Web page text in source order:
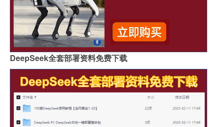
DeepSeek全套部署资料免费下载